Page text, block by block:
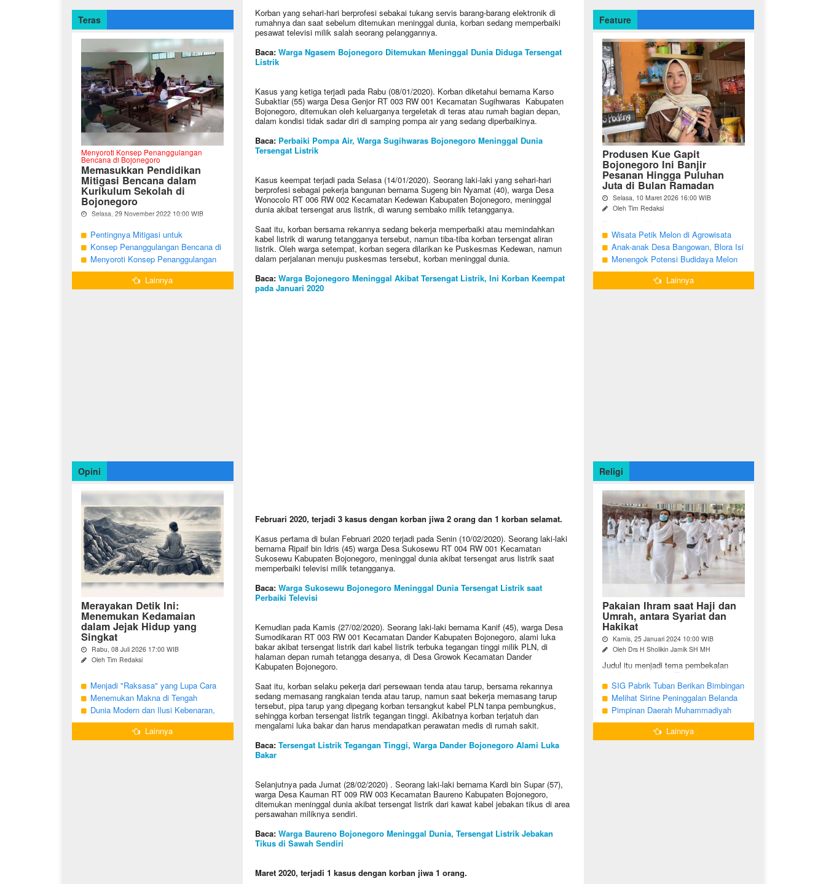
Korban yang sehari-hari berprofesi sebakai tukang servis barang-barang elektronik di
rumahnya dan saat sebelum ditemukan meninggal dunia, korban sedang memperbaiki
pesawat televisi milik salah seorang pelanggannya.
Baca: Warga Ngasem Bojonegoro Ditemukan Meninggal Dunia Diduga Tersengat
Listrik
Kasus yang ketiga terjadi pada Rabu (08/01/2020). Korban diketahui bernama Karso
Subaktiar (55) warga Desa Genjor RT 003 RW 001 Kecamatan Sugihwaras Kabupaten
Bojonegoro, ditemukan oleh keluarganya tergeletak di teras atau rumah bagian depan,
dalam kondisi tidak sadar diri di samping pompa air yang sedang diperbaikinya.
Baca: Perbaiki Pompa Air, Warga Sugihwaras Bojonegoro Meninggal Dunia
Tersengat Listrik
Kasus keempat terjadi pada Selasa (14/01/2020). Seorang laki-laki yang sehari-hari
berprofesi sebagai pekerja bangunan bernama Sugeng bin Nyamat (40), warga Desa
Wonocolo RT 006 RW 002 Kecamatan Kedewan Kabupaten Bojonegoro, meninggal
dunia akibat tersengat arus listrik, di warung sembako milik tetangganya.
Saat itu, korban bersama rekannya sedang bekerja memperbaiki atau memindahkan
kabel listrik di warung tetangganya tersebut, namun tiba-tiba korban tersengat aliran
listrik. Oleh warga setempat, korban segera dilarikan ke Puskesmas Kedewan, namun
dalam perjalanan menuju puskesmas tersebut, korban meninggal dunia.
Baca: Warga Bojonegoro Meninggal Akibat Tersengat Listrik, Ini Korban Keempat
pada Januari 2020
Februari 2020, terjadi 3 kasus dengan korban jiwa 2 orang dan 1 korban selamat.
Kasus pertama di bulan Februari 2020 terjadi pada Senin (10/02/2020). Seorang laki-laki
bernama Ripaif bin Idris (45) warga Desa Sukosewu RT 004 RW 001 Kecamatan
Sukosewu Kabupaten Bojonegoro, meninggal dunia akibat tersengat arus listrik saat
memperbaiki televisi milik tetangganya.
Baca: Warga Sukosewu Bojonegoro Meninggal Dunia Tersengat Listrik saat
Perbaiki Televisi
Kemudian pada Kamis (27/02/2020). Seorang laki-laki bernama Kanif (45), warga Desa
Sumodikaran RT 003 RW 001 Kecamatan Dander Kabupaten Bojonegoro, alami luka
bakar akibat tersengat listrik dari kabel listrik terbuka tegangan tinggi milik PLN, di
halaman depan rumah tetangga desanya, di Desa Growok Kecamatan Dander
Kabupaten Bojonegoro.
Saat itu, korban selaku pekerja dari persewaan tenda atau tarup, bersama rekannya
sedang memasang rangkaian tenda atau tarup, namun saat bekerja memasang tarup
tersebut, pipa tarup yang dipegang korban tersangkut kabel PLN tanpa pembungkus,
sehingga korban tersengat listrik tegangan tinggi. Akibatnya korban terjatuh dan
mengalami luka bakar dan harus mendapatkan perawatan medis di rumah sakit.
Baca: Tersengat Listrik Tegangan Tinggi, Warga Dander Bojonegoro Alami Luka
Bakar
Selanjutnya pada Jumat (28/02/2020) . Seorang laki-laki bernama Kardi bin Supar (57),
warga Desa Kauman RT 009 RW 003 Kecamatan Baureno Kabupaten Bojonegoro,
ditemukan meninggal dunia akibat tersengat listrik dari kawat kabel jebakan tikus di area
persawahan miliknya sendiri.
Baca: Warga Baureno Bojonegoro Meninggal Dunia, Tersengat Listrik Jebakan
Tikus di Sawah Sendiri
Maret 2020, terjadi 1 kasus dengan korban jiwa 1 orang.
Teras
Menyoroti Konsep Penanggulangan
Bencana di Bojonegoro
Memasukkan Pendidikan
Mitigasi Bencana dalam
Kurikulum Sekolah di
Bojonegoro
Selasa, 29 November 2022 10:00 WIB
"Berdasarkan Undang-undang Nomor 24
Tahun 2007, tentang Penanggulangan
Bencana, Pemerintah dan Pemerintah
Daerah menjadi penanggung jawab
dalam penyelenggaraan
penanggulangan bencana. ...
Pentingnya Mitigasi untuk
Mengurangi Risiko Bencana di
Bojonegoro
Konsep Penanggulangan Bencana di
Bojonegoro Masih Mengutamakan
Tanggap Darurat
Menyoroti Konsep Penanggulangan
Bencana di Kabupaten Bojonegoro
Lainnya
Opini
Merayakan Detik Ini:
Menemukan Kedamaian
dalam Jejak Hidup yang
Singkat
Rabu, 08 Juli 2026 17:00 WIB
Oleh Tim Redaksi
pagi, menatap cermin, dan menyadari
bahwa garis-garis halus di wajah bukan
sekadar tanda penuaan, melainkan ...
Menjadi "Raksasa" yang Lupa Cara
Jadi Manusia
Menemukan Makna di Tengah
Langkah yang Belum Selesai
Dunia Modern dan Ilusi Kebenaran,
Antara Kesadaran dan terjebak Tipu
Lainnya
Feature
Produsen Kue Gapit
Bojonegoro Ini Banjir
Pesanan Hingga Puluhan
Juta di Bulan Ramadan
Selasa, 10 Maret 2026 16:00 WIB
Oleh Tim Redaksi
Ramadan membawa keberkahan
tersendiri bagi para pelaku Usaha Mikro
Kecil dan Menengah (UMKM) di
Kabupaten Bojonegoro. ...
Wisata Petik Melon di Agrowisata
Girli Farm Blora, Tak Sampai 5 Hari
Sudah Ludes Terjual
Anak-anak Desa Bangowan, Blora Isi
Waktu Jelang Buka Puasa dengan
Latihan Gamelan
Menengok Potensi Budidaya Melon
Menggunakan Greenhouse di
Lainnya
Religi
Pakaian Ihram saat Haji dan
Umrah, antara Syariat dan
Hakikat
Kamis, 25 Januari 2024 10:00 WIB
Oleh Drs H Sholikin Jamik SH MH
Judul itu menjadi tema pembekalan
(24/01/2024) di Masjid Nabawi al
Munawaroh, Madinah, kepada jemaah
umrah dari ...
SIG Pabrik Tuban Berikan Bimbingan
Manasik Haji kepada CJH Kabupaten
Tuban
Melihat Sirine Peninggalan Belanda
Penanda Buka Puasa di Pendopo
Bupati Blora
Pimpinan Daerah Muhammadiyah
Bojonegoro Akan Gelar Salat
Iduladha 9 Juli 2022
Lainnya